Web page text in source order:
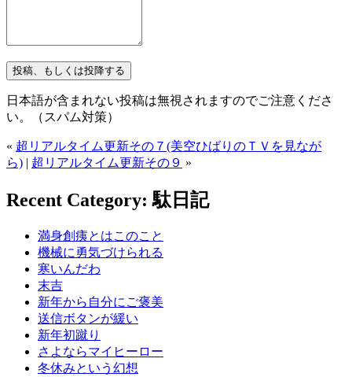
日本語が含まれない投稿は無視されますのでご注意くださ
い。（スパム対策）
« 超リアルタイム更新その７(美空ひばりのＴＶを見なが
ら) | 超リアルタイム更新その９ »
Recent Category: 駄日記
満身創痍とはこのこと
機械に勇気づけられる
寒いんだわ
末吉
新年から自分にご褒美
送信ボタンが緩い
新年初蹴り
さよならマイヒーロー
冬休みという幻想